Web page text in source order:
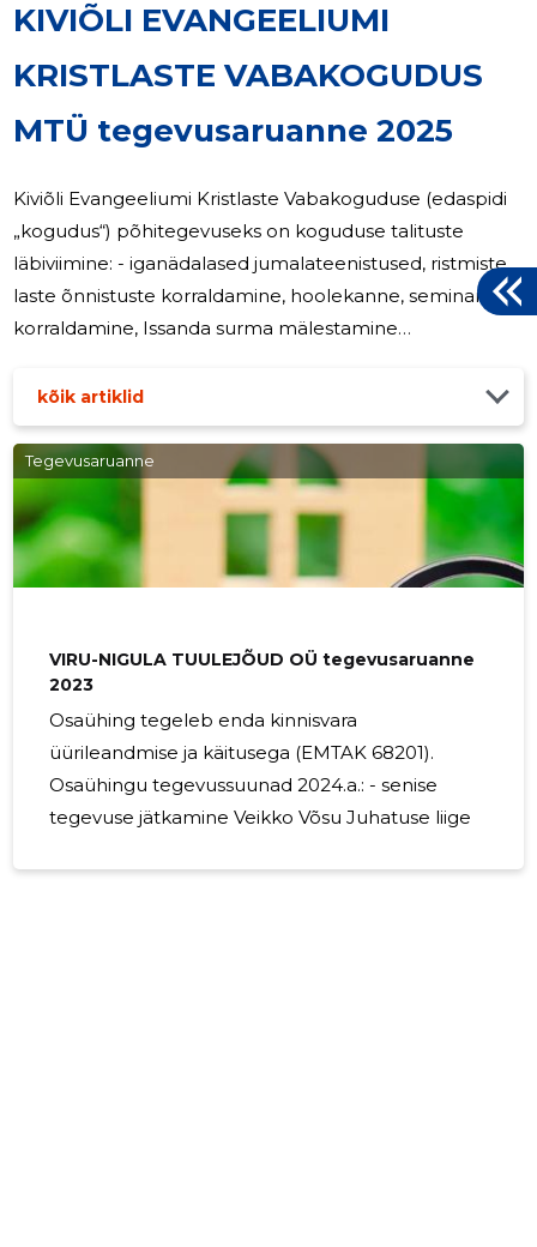
KIVIÕLI EVANGEELIUMI
KRISTLASTE VABAKOGUDUS
MTÜ tegevusaruanne 2025
Kiviõli Evangeeliumi Kristlaste Vabakoguduse (edaspidi
„kogudus“) põhitegevuseks on koguduse talituste
läbiviimine: - iganädalased jumalateenistused, ristmiste,
laste õnnistuste korraldamine, hoolekanne, seminaride
korraldamine, Issanda surma mälestamine
palvekoosolekute läbiviimine, noortetöö, misjonitöö,
sotsiaaltöö. 2025.a külastas kogudust mitmeid külalisi,
kes aitasid teenistusi läbi viia, osalesid konverentsidel
kõnelejatena jne. Koguduse peamiseks sissetulekuks on
annetused summas 26299,- eurot. Juhatuse liikmetele
ei ole makstud juhatuse
kõik artiklid
Tegevusaruanne
VIRU-NIGULA TUULEJÕUD OÜ tegevusaruanne
2023
Osaühing tegeleb enda kinnisvara
üürileandmise ja käitusega (EMTAK 68201).
Osaühingu tegevussuunad 2024.a.: - senise
tegevuse jätkamine Veikko Võsu Juhatuse liige